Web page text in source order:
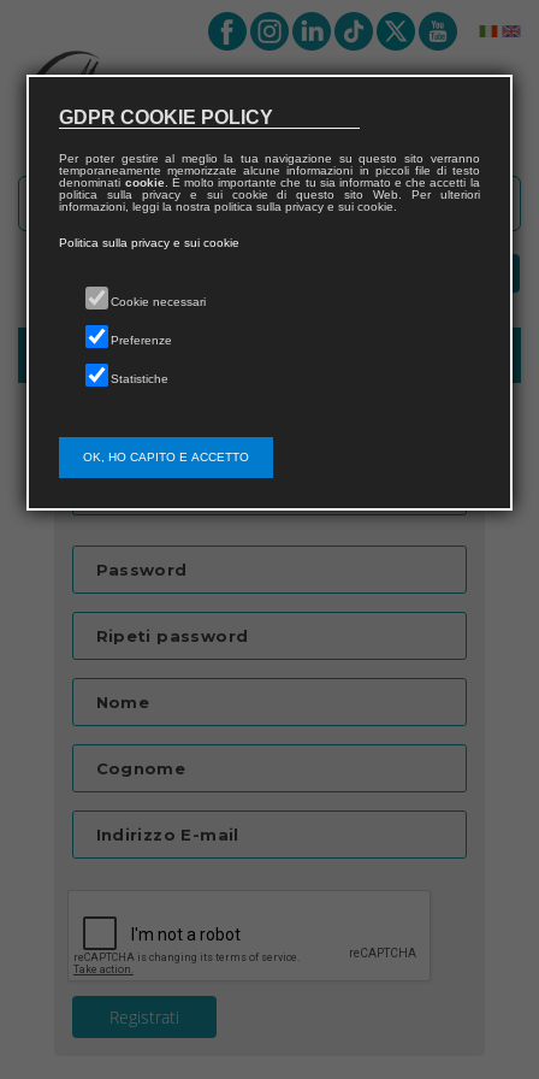
Registrazione nuovo utente per acquisti sul sito
Password
Ripeti password
Nome
Cognome
Indirizzo E-mail
Registrati
GDPR COOKIE POLICY
Per poter gestire al meglio la tua navigazione su questo sito verranno
temporaneamente memorizzate alcune informazioni in piccoli file di testo
denominati cookie. È molto importante che tu sia informato e che accetti la
politica sulla privacy e sui cookie di questo sito Web. Per ulteriori
informazioni, leggi la nostra politica sulla privacy e sui cookie.
Politica sulla privacy e sui cookie
Cookie necessari
Preferenze
Statistiche
OK, HO CAPITO E ACCETTO